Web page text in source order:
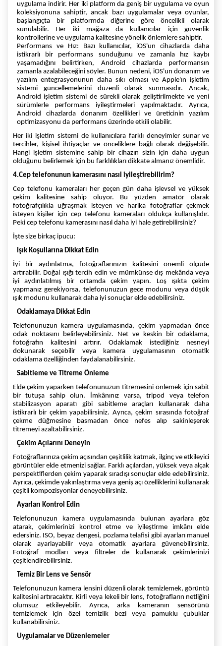
uygulama indirir. Her iki platform da geniş bir uygulama ve oyun
koleksiyonuna sahiptir, ancak bazı uygulamalar veya oyunlar,
başlangıçta bir platformda diğerine göre öncelikli olarak
sunulabilir. Her iki mağaza da kullanıcılar için güvenlik
kontrollerine ve uygulama kalitesine yönelik önlemlere sahiptir.
Performans ve Hız: Bazı kullanıcılar, iOS'un cihazlarda daha
istikrarlı bir performans sunduğunu ve zamanla hız kaybı
yaşamadığını belirtirken, Android cihazlarda performansın
zamanla azalabileceğini söyler. Bunun nedeni, iOS'un donanım ve
yazılım entegrasyonunun daha sıkı olması ve Apple'ın işletim
sistemi güncellemelerini düzenli olarak sunmasıdır. Ancak,
Android işletim sistemi de sürekli olarak geliştirilmekte ve yeni
sürümlerle performans iyileştirmeleri yapılmaktadır. Ayrıca,
Android cihazlarda donanım özellikleri ve üreticinin yazılım
optimizasyonu da performans üzerinde etkili olabilir.
Her iki işletim sistemi de kullanıcılara farklı deneyimler sunar ve
tercihler, kişisel ihtiyaçlar ve önceliklere bağlı olarak değişebilir.
Hangi işletim sistemine sahip bir cihazın sizin için daha uygun
olduğunu belirlemek için bu farklılıkları dikkate almanız önemlidir.
4.Cep telefonunun kamerasını nasıl iyileştirebilirim?
Cep telefonu kameraları her geçen gün daha işlevsel ve yüksek
çekim kalitesine sahip oluyor. Bu yüzden amatör olarak
fotoğrafçılıkla uğraşmak isteyen ve harika fotoğraflar çekmek
isteyen kişiler için cep telefonu kameraları oldukça kullanışlıdır.
Peki cep telefonu kamerasını nasıl daha iyi hale getirebilirsiniz?
İşte size birkaç ipucu:
Işık Koşullarına Dikkat Edin
İyi bir aydınlatma, fotoğraflarınızın kalitesini önemli ölçüde
artırabilir. Doğal ışığı tercih edin ve mümkünse dış mekânda veya
iyi aydınlatılmış bir ortamda çekim yapın. Loş ışıkta çekim
yapmanız gerekiyorsa, telefonunuzun gece modunu veya düşük
ışık modunu kullanarak daha iyi sonuçlar elde edebilirsiniz.
Odaklamaya Dikkat Edin
Telefonunuzun kamera uygulamasında, çekim yapmadan önce
odak noktasını belirleyebilirsiniz. Net ve keskin bir odaklama,
fotoğrafın kalitesini artırır. Odaklamak istediğiniz nesneyi
dokunarak seçebilir veya kamera uygulamasının otomatik
odaklama özelliğinden faydalanabilirsiniz.
Sabitleme ve Titreme Önleme
Elde çekim yaparken telefonunuzun titremesini önlemek için sabit
bir tutuşa sahip olun. İmkânınız varsa, tripod veya telefon
stabilizasyon aparatı gibi sabitleme araçları kullanarak daha
istikrarlı bir çekim yapabilirsiniz. Ayrıca, çekim sırasında fotoğraf
çekme düğmesine basmadan önce nefes alıp sakinleşerek
titremeyi azaltabilirsiniz.
Çekim Açılarını Deneyin
Fotoğraflarınıza çekim açısından çeşitlilik katmak, ilginç ve etkileyici
görüntüler elde etmenizi sağlar. Farklı açılardan, yüksek veya alçak
perspektiflerden çekim yaparak sıradışı sonuçlar elde edebilirsiniz.
Ayrıca, çekimde yakınlaştırma veya geniş açı özelliklerini kullanarak
çeşitli kompozisyonlar deneyebilirsiniz.
Ayarları Kontrol Edin
Telefonunuzun kamera uygulamasında bulunan ayarlara göz
atarak, çekimlerinizi kontrol etme ve iyileştirme imkânı elde
edersiniz. ISO, beyaz dengesi, pozlama telafisi gibi ayarları manuel
olarak ayarlayabilir veya otomatik ayarlara güvenebilirsiniz.
Fotoğraf modları veya filtreler de kullanarak çekimlerinizi
çeşitlendirebilirsiniz.
Temiz Bir Lens ve Sensör
Telefonunuzun kamera lensini düzenli olarak temizlemek, görüntü
kalitesini artıracaktır. Kirli veya lekeli bir lens, fotoğrafların netliğini
olumsuz etkileyebilir. Ayrıca, arka kameranın sensörünü
temizlemek için özel temizlik bezi veya pamuklu çubuklar
kullanabilirsiniz.
Uygulamalar ve Düzenlemeler